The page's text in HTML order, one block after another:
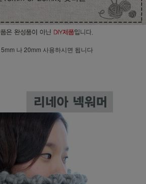
나 20mm 사용하시면 됩니다